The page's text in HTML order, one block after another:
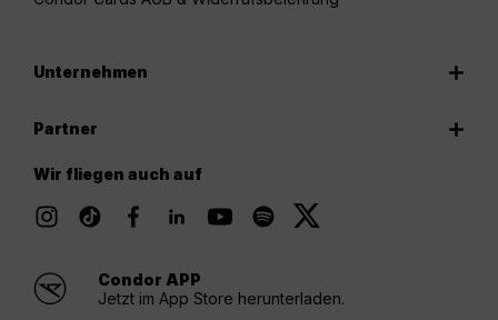
Unternehmen
Partner
Wir fliegen auch auf
Condor APP
Jetzt im App Store herunterladen.